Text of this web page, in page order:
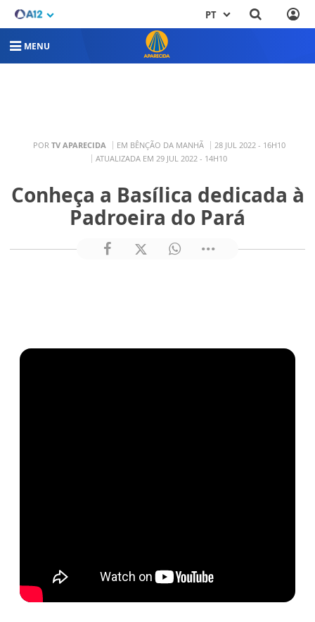
PT
MENU
POR TV APARECIDA EM BÊNÇÃO DA MANHÃ
28 JUL 2022 - 16H10
ATUALIZADA EM 29 JUL 2022 - 14H10
Conheça a Basílica dedicada à
Padroeira do Pará